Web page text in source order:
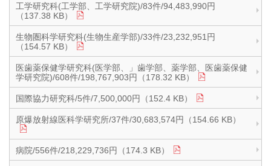
工学研究科(工学部、工学研究院)/83件/94,483,990円
（137.38 KB）
生物圏科学研究科(生物生産学部)/33件/23,232,951円
（154.57 KB）
医歯薬保健学研究科(医学部、」歯学部、薬学部、医歯薬保健
学研究院)/608件/198,767,903円（178.32 KB）
国際協力研究科/5件/7,500,000円（152.4 KB）
原爆放射線医科学研究所/37件/30,683,574円（154.66 KB）
病院/556件/218,229,736円（174.3 KB）